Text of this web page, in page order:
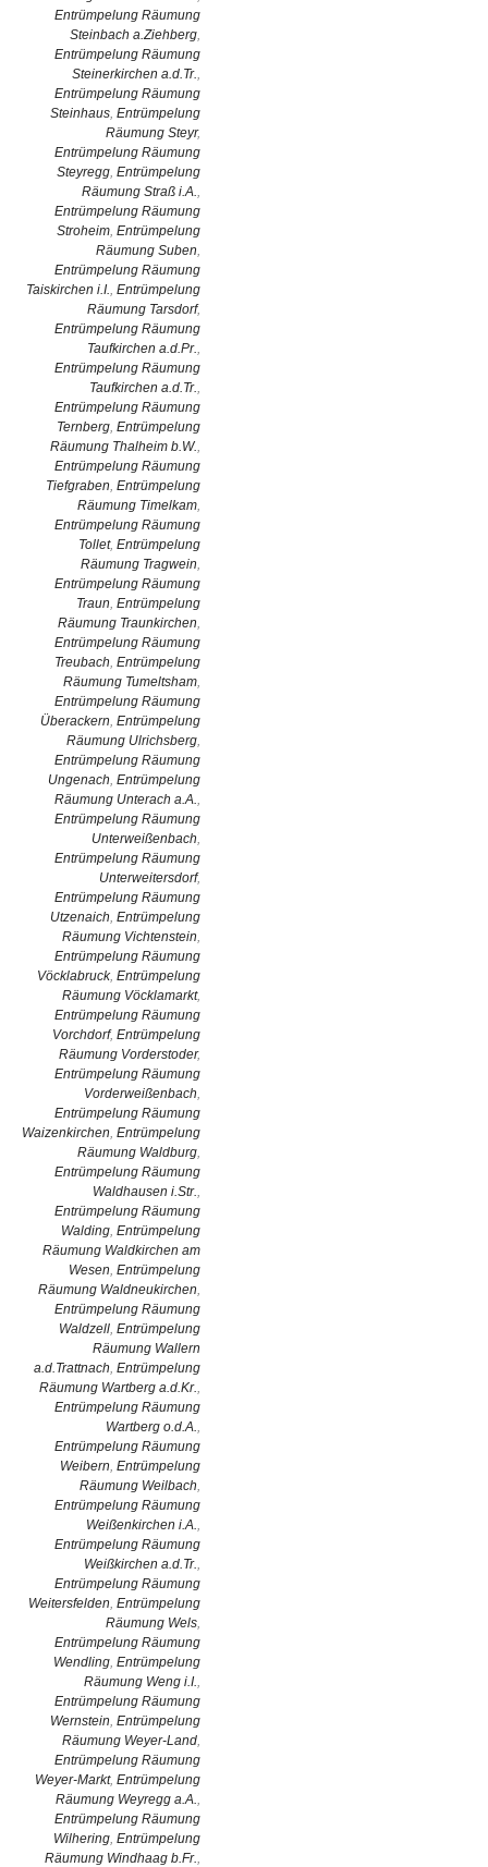
Entrümpelung Räumung
Steinbach a.Ziehberg,
Entrümpelung Räumung
Steinerkirchen a.d.Tr.,
Entrümpelung Räumung
Steinhaus, Entrümpelung
Räumung Steyr,
Entrümpelung Räumung
Steyregg, Entrümpelung
Räumung Straß i.A.,
Entrümpelung Räumung
Stroheim, Entrümpelung
Räumung Suben,
Entrümpelung Räumung
Taiskirchen i.I., Entrümpelung
Räumung Tarsdorf,
Entrümpelung Räumung
Taufkirchen a.d.Pr.,
Entrümpelung Räumung
Taufkirchen a.d.Tr.,
Entrümpelung Räumung
Ternberg, Entrümpelung
Räumung Thalheim b.W.,
Entrümpelung Räumung
Tiefgraben, Entrümpelung
Räumung Timelkam,
Entrümpelung Räumung
Tollet, Entrümpelung
Räumung Tragwein,
Entrümpelung Räumung
Traun, Entrümpelung
Räumung Traunkirchen,
Entrümpelung Räumung
Treubach, Entrümpelung
Räumung Tumeltsham,
Entrümpelung Räumung
Überackern, Entrümpelung
Räumung Ulrichsberg,
Entrümpelung Räumung
Ungenach, Entrümpelung
Räumung Unterach a.A.,
Entrümpelung Räumung
Unterweißenbach,
Entrümpelung Räumung
Unterweitersdorf,
Entrümpelung Räumung
Utzenaich, Entrümpelung
Räumung Vichtenstein,
Entrümpelung Räumung
Vöcklabruck, Entrümpelung
Räumung Vöcklamarkt,
Entrümpelung Räumung
Vorchdorf, Entrümpelung
Räumung Vorderstoder,
Entrümpelung Räumung
Vorderweißenbach,
Entrümpelung Räumung
Waizenkirchen, Entrümpelung
Räumung Waldburg,
Entrümpelung Räumung
Waldhausen i.Str.,
Entrümpelung Räumung
Walding, Entrümpelung
Räumung Waldkirchen am
Wesen, Entrümpelung
Räumung Waldneukirchen,
Entrümpelung Räumung
Waldzell, Entrümpelung
Räumung Wallern
a.d.Trattnach, Entrümpelung
Räumung Wartberg a.d.Kr.,
Entrümpelung Räumung
Wartberg o.d.A.,
Entrümpelung Räumung
Weibern, Entrümpelung
Räumung Weilbach,
Entrümpelung Räumung
Weißenkirchen i.A.,
Entrümpelung Räumung
Weißkirchen a.d.Tr.,
Entrümpelung Räumung
Weitersfelden, Entrümpelung
Räumung Wels,
Entrümpelung Räumung
Wendling, Entrümpelung
Räumung Weng i.I.,
Entrümpelung Räumung
Wernstein, Entrümpelung
Räumung Weyer-Land,
Entrümpelung Räumung
Weyer-Markt, Entrümpelung
Räumung Weyregg a.A.,
Entrümpelung Räumung
Wilhering, Entrümpelung
Räumung Windhaag b.Fr.,